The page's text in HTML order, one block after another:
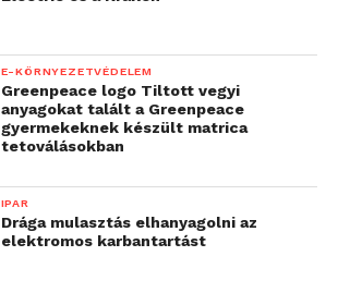
E-KÖRNYEZETVÉDELEM
Greenpeace logo Tiltott vegyi
anyagokat talált a Greenpeace
gyermekeknek készült matrica
tetoválásokban
IPAR
Drága mulasztás elhanyagolni az
elektromos karbantartást